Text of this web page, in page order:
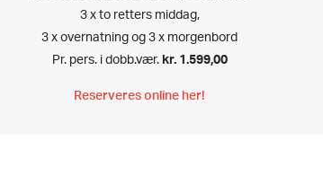
3 x to retters middag,
3 x overnatning og 3 x morgenbord
Pr. pers. i dobb.vær. kr. 1.599,00
Reserveres online her!